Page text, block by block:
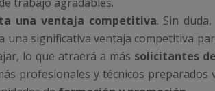
una ventaja competitiva. Sin
una significativa ventaja competitiva
lo que atraerá a más solicitantes
profesionales y técnicos